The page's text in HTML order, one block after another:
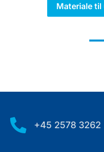
Materiale
 +45 2578 3262